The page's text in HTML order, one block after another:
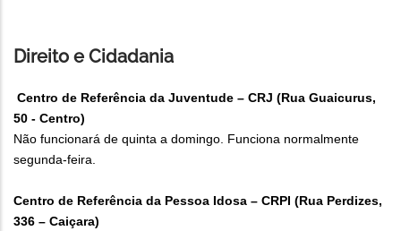
Direito e Cidadania
Centro de Referência da Juventude – CRJ (Rua Guaicurus,
50 - Centro)
Não funcionará de quinta a domingo. Funciona normalmente
segunda-feira.
Centro de Referência da Pessoa Idosa – CRPI (Rua Perdizes,
336 – Caiçara)